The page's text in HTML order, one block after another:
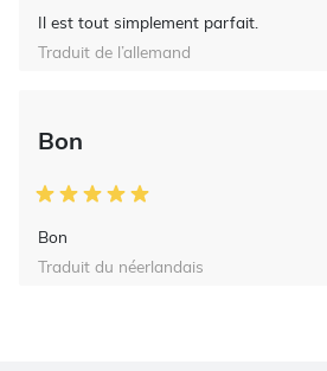
Il est tout simplement parfait.
Traduit de l’allemand
Bon
Bon
Traduit du néerlandais